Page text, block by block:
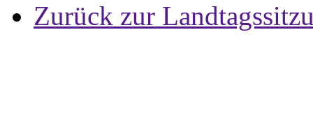
Zurück zur